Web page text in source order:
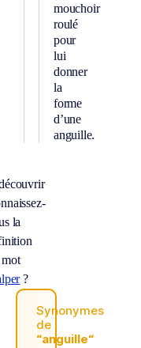
mouchoir
roulé
pour
lui
donner
la
forme
d’une
anguille.
la
?
Synonymes
de
“anguille“